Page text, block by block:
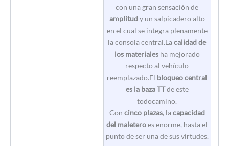
con una gran sensación de
amplitudy un salpicadero alto
en el cual se integra plenamente
la consola central.Lacalidad de
los materialesha mejorado
respecto al vehículo
reemplazado.El bloqueo central
es la baza TTde este
todocamino.
Con cinco plazas, lacapacidad
del maleteroes enorme, hasta el
punto de ser una de sus virtudes.